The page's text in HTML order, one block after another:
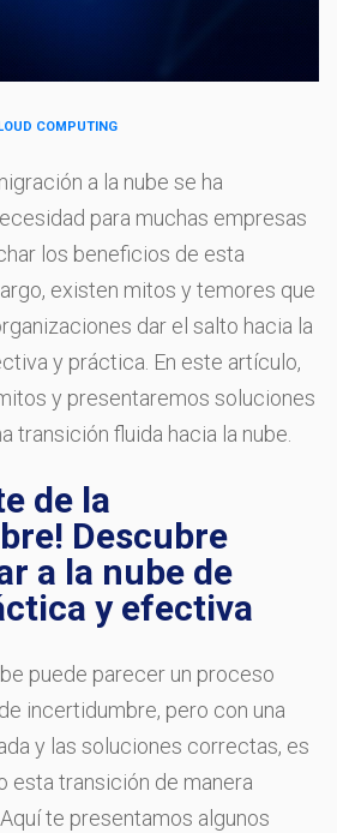
COMPUTING
a la nube se ha
para muchas empresas
los beneficios de esta
existen mitos y temores que
dar el salto hacia la
y práctica. En este artículo,
y presentaremos soluciones
transición fluida hacia la nube.
de la
Descubre
a la nube de
y efectiva
puede parecer un proceso
incertidumbre, pero con una
y las soluciones correctas, es
esta transición de manera
te presentamos algunos